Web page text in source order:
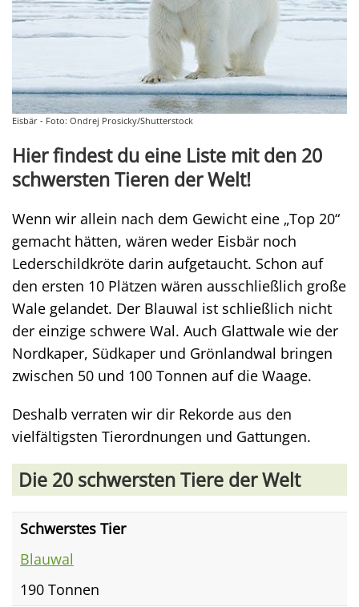
Eisbär - Foto: Ondrej Prosicky/Shutterstock
Hier findest du eine Liste mit den 20
schwersten Tieren der Welt!
Wenn wir allein nach dem Gewicht eine „Top 20“
gemacht hätten, wären weder Eisbär noch
Lederschildkröte darin aufgetaucht. Schon auf
den ersten 10 Plätzen wären ausschließlich große
Wale gelandet. Der Blauwal ist schließlich nicht
der einzige schwere Wal. Auch Glattwale wie der
Nordkaper, Südkaper und Grönlandwal bringen
zwischen 50 und 100 Tonnen auf die Waage.
Deshalb verraten wir dir Rekorde aus den
vielfältigsten Tierordnungen und Gattungen.
Die 20 schwersten Tiere der Welt
Schwerstes Tier
Blauwal
190 Tonnen